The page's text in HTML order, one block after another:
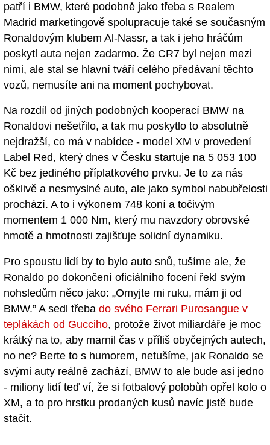
patří i BMW, které podobně jako třeba s Realem
Madrid marketingově spolupracuje také se současným
Ronaldovým klubem Al-Nassr, a tak i jeho hráčům
poskytl auta nejen zadarmo. Že CR7 byl nejen mezi
nimi, ale stal se hlavní tváří celého předávaní těchto
vozů, nemusíte ani na moment pochybovat.
Na rozdíl od jiných podobných kooperací BMW na
Ronaldovi nešetřilo, a tak mu poskytlo to absolutně
nejdražší, co má v nabídce - model XM v provedení
Label Red, který dnes v Česku startuje na 5 053 100
Kč bez jediného příplatkového prvku. Je to za nás
ošklivě a nesmyslné auto, ale jako symbol nabubřelosti
prochází. A to i výkonem 748 koní a točivým
momentem 1 000 Nm, který mu navzdory obrovské
hmotě a hmotnosti zajišťuje solidní dynamiku.
Pro spoustu lidí by to bylo auto snů, tušíme ale, že
Ronaldo po dokončení oficiálního focení řekl svým
nohsledům něco jako: „Omyjte mi ruku, mám ji od
BMW.” A sedl třeba do svého Ferrari Purosangue v
teplákách od Gucciho, protože život miliardáře je moc
krátký na to, aby marnil čas v příliš obyčejných autech,
no ne? Berte to s humorem, netušíme, jak Ronaldo se
svými auty reálně zachází, BMW to ale bude asi jedno
- miliony lidí teď ví, že si fotbalový polobůh opřel kolo o
XM, a to pro hrstku prodaných kusů navíc jistě bude
stačit.